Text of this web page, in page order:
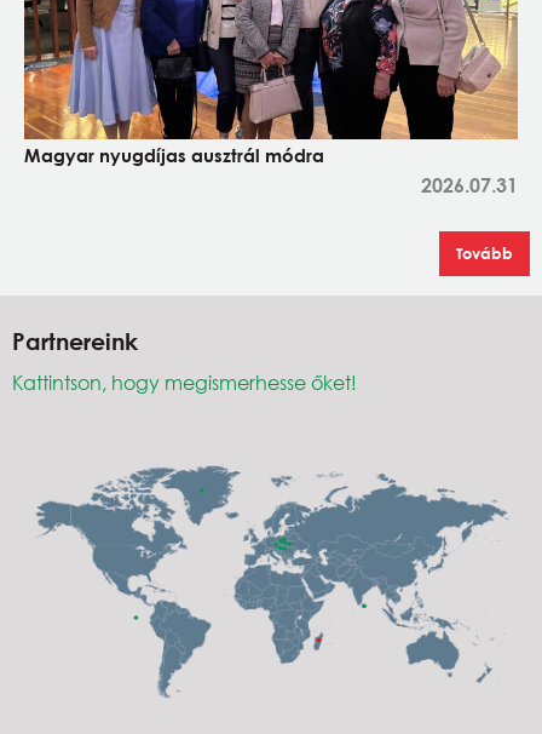
Magyar nyugdíjas ausztrál módra
2026.07.31
Tovább
Partnereink
Kattintson, hogy megismerhesse őket!